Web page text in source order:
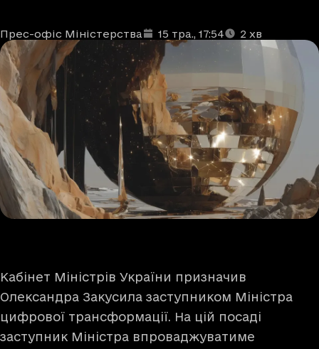
Автори
Прес-офіс Міністерства
Дата та час публікації: 15 тра., 17:54
Час читання: 2 хв
Кабінет Міністрів України призначив
Олександра Закусила заступником Міністра
цифрової трансформації. На цій посаді
заступник Міністра впроваджуватиме